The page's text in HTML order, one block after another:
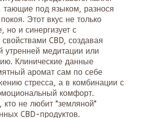
тающие под языком, разнося
Этот вкус не только
но и синергизует с
CBD, создавая
медитации или
Клинические данные
аромат сам по себе
стресса, а в комбинации с
комфорт.
кто не любит "земляной"
CBD-продуктов.